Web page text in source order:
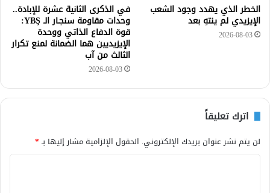
الخطر الذي يهدد وجود الشعب
الإيزيدي لم ينتهِ بعد
2026-08-03
في الذكرى الثانية عشرة للإبادة..
وحدات مقاومة سنجـار الـ YBŞ:
قوة الدفاع الذاتي ووحدة
الإيزيديين هما الضمانة لمنع تكرار
الثالث من آب
2026-08-03
اترك تعليقاً
لن يتم نشر عنوان بريدك الإلكتروني. الحقول الإلزامية مشار إليها بـ*